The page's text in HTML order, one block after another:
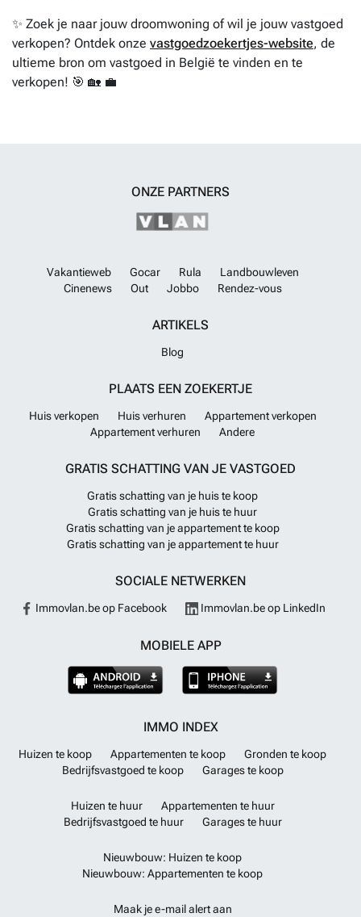
✨ Zoek je naar jouw droomwoning of wil je jouw vastgoed
verkopen? Ontdek onze vastgoedzoekertjes-website, de
ultieme bron om vastgoed in België te vinden en te
verkopen! 🎯 🏡 💼
ONZE PARTNERS
Vakantieweb Gocar Rula
Landbouwleven
Cinenews
Out Jobbo Rendez-vous
ARTIKELS
Blog
PLAATS EEN ZOEKERTJE
Huis verkopen Huis verhuren
Appartement verkopen
Appartement verhuren
Andere
GRATIS SCHATTING VAN JE VASTGOED
Gratis schatting van je huis te koop
Gratis schatting van je huis te huur
Gratis schatting van je appartement te koop
Gratis schatting van je appartement te huur
SOCIALE NETWERKEN
Immovlan.be op Facebook Immovlan.be op LinkedIn
MOBIELE APP
IMMO INDEX
Huizen te koop Appartementen te koop
Gronden te koop
Bedrijfsvastgoed te koop
Garages te koop
Huizen te huur
Appartementen te huur
Bedrijfsvastgoed te huur
Garages te huur
Nieuwbouw: Huizen te koop
Nieuwbouw: Appartementen te koop
Maak je e-mail alert aan